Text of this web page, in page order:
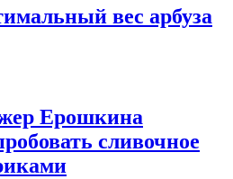
вес арбуза
Ерошкина
сливочное